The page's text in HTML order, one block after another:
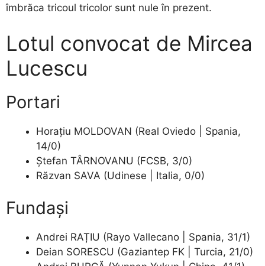
îmbrăca tricoul tricolor sunt nule în prezent.
Lotul convocat de Mircea
Lucescu
Portari
Horațiu MOLDOVAN (Real Oviedo | Spania,
14/0)
Ștefan TÂRNOVANU (FCSB, 3/0)
Răzvan SAVA (Udinese | Italia, 0/0)
Fundași
Andrei RAȚIU (Rayo Vallecano | Spania, 31/1)
Deian SORESCU (Gaziantep FK | Turcia, 21/0)